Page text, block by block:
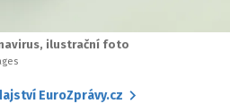
ilustrační foto
EuroZprávy.cz